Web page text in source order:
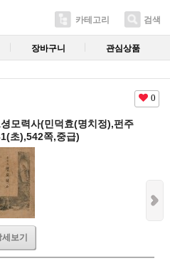
카테고리 검색
장바구니 관심상품
0
모력사(민덕효(명치정),펀주
초),542쪽,중급)
보기